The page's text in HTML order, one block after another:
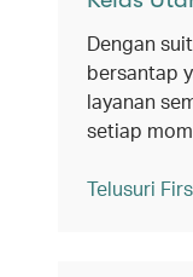
Dengan
bersantap
layanan
setiap
Telusuri